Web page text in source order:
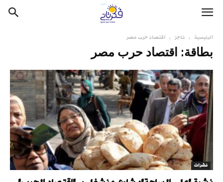
الرئيسية تاجز اقتصاد حرب مصر
بطاقة: اقتصاد حرب مصر
نشرات